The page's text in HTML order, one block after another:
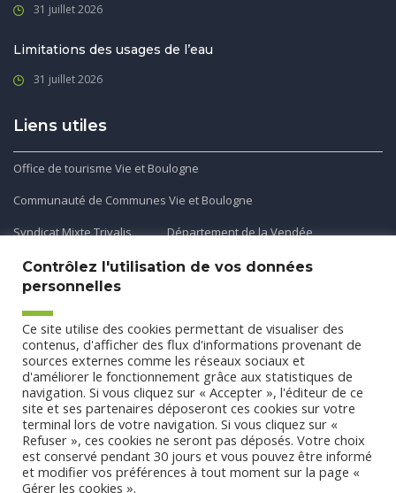
31 juillet 2026
Limitations des usages de l’eau
31 juillet 2026
Liens utiles
Office de tourisme Vie et Boulogne
Communauté de Communes Vie et Boulogne
Syndicat Mixte Trivalis
Département de la Vendée
Application mobile
Découvrez et téléchargez l'application gratuite mobile Ma
Commune et Moi pour recevoir les alertes et les actualités
de votre commune.
ConceptionAgence CUBE
Contrôlez l'utilisation de vos données
personnelles
Ce site utilise des cookies permettant de visualiser des
contenus, d'afficher des flux d'informations provenant de
sources externes comme les réseaux sociaux et
d'améliorer le fonctionnement grâce aux statistiques de
navigation. Si vous cliquez sur « Accepter », l'éditeur de ce
site et ses partenaires déposeront ces cookies sur votre
terminal lors de votre navigation. Si vous cliquez sur «
Refuser », ces cookies ne seront pas déposés. Votre choix
est conservé pendant 30 jours et vous pouvez être informé
et modifier vos préférences à tout moment sur la page «
Gérer les cookies ».